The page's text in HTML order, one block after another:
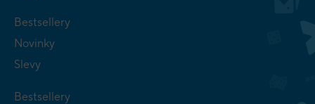
Bestsellery
Novinky
Slevy
Bestsellery